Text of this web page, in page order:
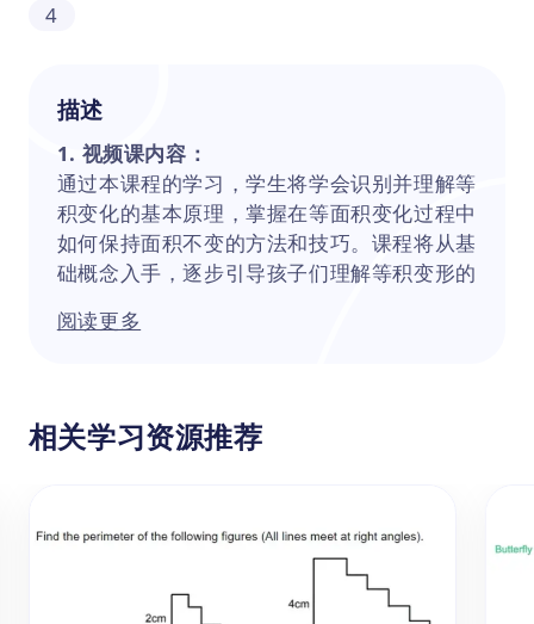
4
描述
1. 视频课内容：
通过本课程的学习，学生将学会识别并理解等
积变化的基本原理，掌握在等面积变化过程中
如何保持面积不变的方法和技巧。课程将从基
础概念入手，逐步引导孩子们理解等积变形的
画演示，展示各种图形在等面积变化过程中的
也有助于学生更深入地理解几何图形的性质和
关系，从而加深对几何学的整体理解。
主要涉及到在形状改变但面积保持不变的情况
下，图形之间的转换关系。三角形的等积变形
通常发生在同底等高的变化过程中，虽然图形
阅读更多
相关学习资源推荐